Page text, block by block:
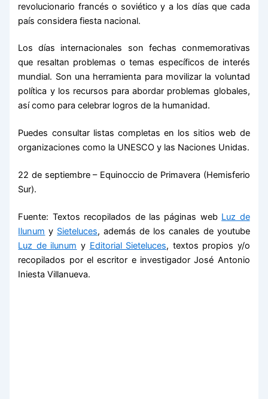
revolucionario francés o soviético y a los días que cada
país considera fiesta nacional.
Los días internacionales son fechas conmemorativas
que resaltan problemas o temas específicos de interés
mundial. Son una herramienta para movilizar la voluntad
política y los recursos para abordar problemas globales,
así como para celebrar logros de la humanidad.
Puedes consultar listas completas en los sitios web de
organizaciones como la UNESCO y las Naciones Unidas.
22 de septiembre – Equinoccio de Primavera (Hemisferio
Sur).
Fuente: Textos recopilados de las páginas web Luz de
Ilunum y Sieteluces, además de los canales de youtube
Luz de ilunum y Editorial Sieteluces, textos propios y/o
recopilados por el escritor e investigador José Antonio
Iniesta Villanueva.